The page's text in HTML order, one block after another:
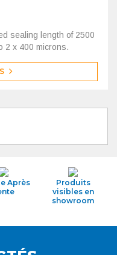
sealing length of 2500
2 x 400 microns.
Après
Produits
visibles en
showroom